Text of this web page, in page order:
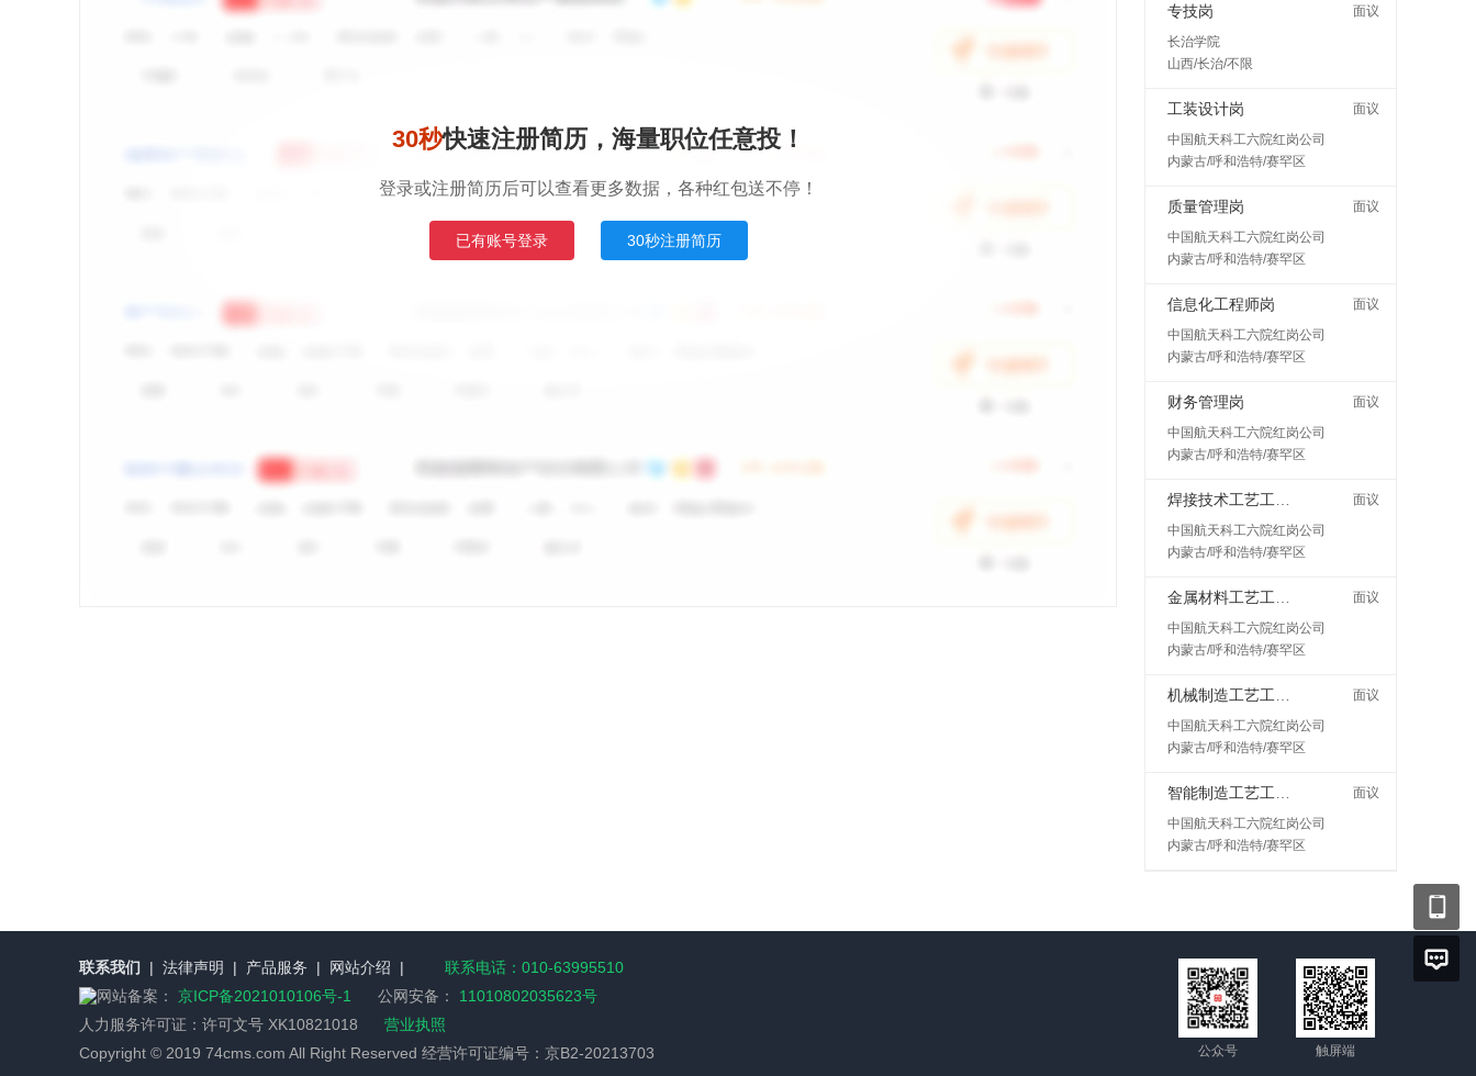
30秒快速注册简历，海量职位任意投！
登录或注册简历后可以查看更多数据，各种红包送不停！
已有账号登录 30秒注册简历
专技岗
面议
长治学院
山西/长治/不限
工装设计岗
面议
中国航天科工六院红岗公司
内蒙古/呼和浩特/赛罕区
质量管理岗
面议
中国航天科工六院红岗公司
内蒙古/呼和浩特/赛罕区
信息化工程师岗
面议
中国航天科工六院红岗公司
内蒙古/呼和浩特/赛罕区
财务管理岗
面议
中国航天科工六院红岗公司
内蒙古/呼和浩特/赛罕区
面议
中国航天科工六院红岗公司
内蒙古/呼和浩特/赛罕区
面议
中国航天科工六院红岗公司
内蒙古/呼和浩特/赛罕区
面议
中国航天科工六院红岗公司
内蒙古/呼和浩特/赛罕区
面议
中国航天科工六院红岗公司
内蒙古/呼和浩特/赛罕区
联系我们 | 法律声明 | 产品服务 | 网站介绍 |
联系电话：010-63995510
网站备案： 京ICP备2021010106号-1 公网安备：
11010802035623号
人力服务许可证： 许可文号 XK10821018
营业执照
Copyright © 2019 74cms.com All Right Reserved 经营许可证编号：京B2-20213703
公众号 触屏端